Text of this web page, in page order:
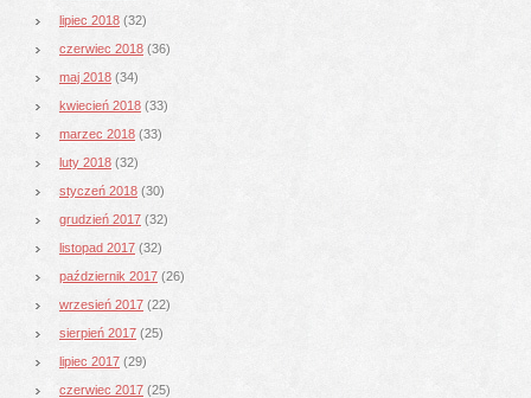
lipiec 2018 (32)
czerwiec 2018 (36)
maj 2018 (34)
kwiecień 2018 (33)
marzec 2018 (33)
luty 2018 (32)
styczeń 2018 (30)
grudzień 2017 (32)
listopad 2017 (32)
październik 2017 (26)
wrzesień 2017 (22)
sierpień 2017 (25)
lipiec 2017 (29)
czerwiec 2017 (25)